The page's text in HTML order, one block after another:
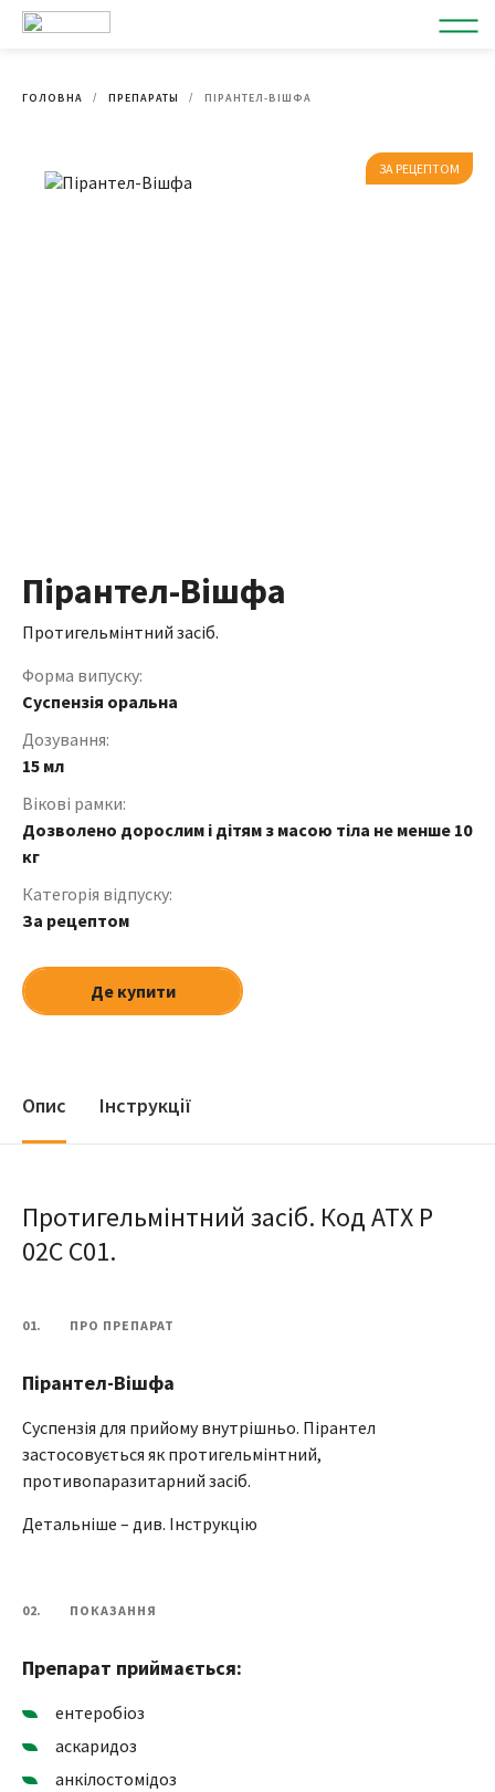
ГОЛОВНА ПРЕПАРАТЫ ПІРАНТЕЛ-ВІШФА
ЗА РЕЦЕПТОМ
Пірантел-Вішфа
Протигельмінтний засіб.
Форма випуску:
Суспензія оральна
Дозування:
15 мл
Вікові рамки:
Дозволено дорослим і дітям з масою тіла не менше 10
кг
Категорія відпуску:
За рецептом
Де купити
Опис Інструкції
Протигельмінтний засіб. Код АТХ Р
02С С01.
01. ПРО ПРЕПАРАТ
Пірантел-Вішфа
Суспензія для прийому внутрішньо. Пірантел
застосовується як протигельмінтний,
противопаразитарний засіб.
Детальніше – див. Інструкцію
02. ПОКАЗАННЯ
Препарат приймається:
ентеробіоз
аскаридоз
анкілостомідоз